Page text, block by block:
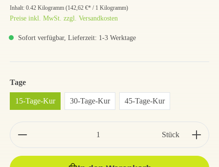
Inhalt: 0.42 Kilogramm (142,62 €* / 1 Kilogramm)
Preise inkl. MwSt. zzgl. Versandkosten
Sofort verfügbar, Lieferzeit: 1-3 Werktage
Tage
15-Tage-Kur 30-Tage-Kur 45-Tage-Kur
Stück